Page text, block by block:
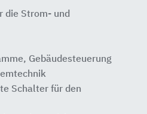
die Strom- und
Gebäudesteuerung
Schalter für den